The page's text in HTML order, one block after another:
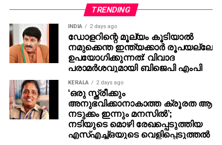
കമ്മിറ്റിക്ക് മുന്‍പാകെ ഹാജരാകും. ഡ്യൂട്ടി
സമയലംഘനങ്ങള്‍, ജോലി സമ്മര്‍ദം തുടങ്ങിയ
ആശങ്കകള്‍ പാര്‍ലമെന്ററി കമ്മിറ്റിയെ അറിയിക്കും.
പ്രശ്നം പരിഹരിച്ചുവെന്ന് ഇന്‍ഡിഗോ
അവകാശപ്പെടുമ്പോഴും ഇന്നും ചില
വിമാനത്താവളങ്ങളില്‍ സര്‍വീസുകള്‍ മുടങ്ങി.
പുതുക്കിയ ഷെഡ്യുളുകള്‍ ഏതൊക്കെയെന്ന് ഇന്നു
വൈകുന്നേരം അഞ്ചുമണിക്കകം അറിയിക്കണമെന്ന്
വ്യോമയാനമന്ത്രാലയം ഇന്‍ഡിഗോയോട്
ആവശ്യപ്പെട്ടു. 10 ശതമാനം വെട്ടിക്കുറക്കാന്‍
മന്ത്രാലയം തീരുമാനിച്ചിട്ടുണ്ട്.
TRENDING
INDIA 2 days ago
ഡോളറിന്റെ മൂല്യം കൂടിയാല്‍
നമുക്കെന്ത ഇന്ത്യക്കാര്‍ രൂപയല്ലേ
ഉപയോഗിക്കുന്നത്: വിവാദ
പരാമര്‍ശവുമായി ബിജെപി എംപി
KERALA 2 days ago
‘ഒരു സ്ത്രീക്കും
അനുഭവിക്കാനാകാത്ത ക്രൂരത ആ
നടുക്കം ഇന്നും മനസില്‍’;
നടിയുടെ മൊഴി രേഖപ്പെടുത്തിയ
എസ്എച്ച്ഒയുടെ വെളിപ്പെടുത്തല്‍